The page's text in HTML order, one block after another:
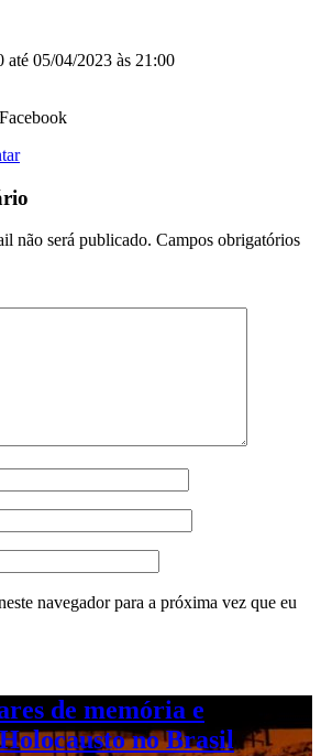
até 05/04/2023 às 21:00
não será publicado. Campos obrigatórios
navegador para a próxima vez que eu
de memória e
no Brasil